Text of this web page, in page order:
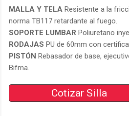
MALLA Y TELA Resistente a la
norma TB117 retardante al fuego.
SOPORTE LUMBAR Poliuretano
RODAJAS PU de 60mm con
PISTÓN Rebasador de base,
Bifma.
Cotizar Silla